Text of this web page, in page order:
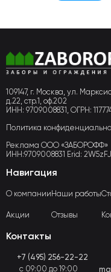
109147, г. Москва, ул.
д.22, стр.1, оф.202
ИНН: 9709008831, ОГРН:
Политика
Реклама ООО «ЗАБОРОФФ»
ИНН:9709008831 Erid:
Навигация
О компании
Акции
Наши работы
Отзывы
Контакты
+7 (495) 256-22-22
с 09:00 до 19:00